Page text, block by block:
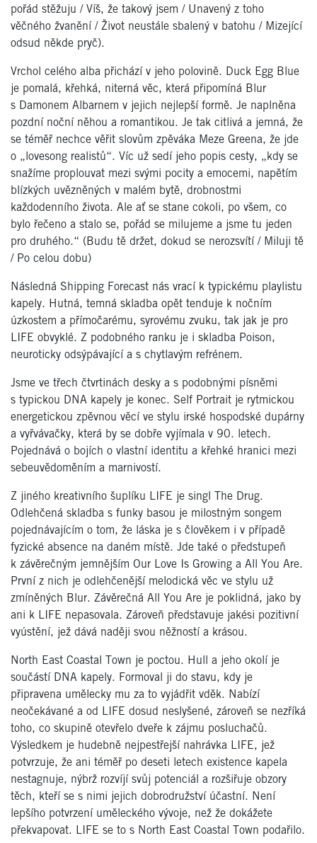
pořád stěžuju / Víš, že takový jsem / Unavený z toho
věčného žvanění / Život neustále sbalený v batohu / Mizející
odsud někde pryč).
Vrchol celého alba přichází v jeho polovině. Duck Egg Blue
je pomalá, křehká, niterná věc, která připomíná Blur
s Damonem Albarnem v jejich nejlepší formě. Je naplněna
pozdní noční něhou a romantikou. Je tak citlivá a jemná, že
se téměř nechce věřit slovům zpěváka Meze Greena, že jde
o „lovesong realistů“. Víc už sedí jeho popis cesty, „kdy se
snažíme proplouvat mezi svými pocity a emocemi, napětím
blízkých uvězněných v malém bytě, drobnostmi
každodenního života. Ale ať se stane cokoli, po všem, co
bylo řečeno a stalo se, pořád se milujeme a jsme tu jeden
pro druhého.“ (Budu tě držet, dokud se nerozsvítí / Miluji tě
/ Po celou dobu)
Následná Shipping Forecast nás vrací k typickému playlistu
kapely. Hutná, temná skladba opět tenduje k nočním
úzkostem a přímočarému, syrovému zvuku, tak jak je pro
LIFE obvyklé. Z podobného ranku je i skladba Poison,
neuroticky odsýpávající a s chytlavým refrénem.
Jsme ve třech čtvrtinách desky a s podobnými písněmi
s typickou DNA kapely je konec. Self Portrait je rytmickou
energetickou zpěvnou věcí ve stylu irské hospodské dupárny
a vyřvávačky, která by se dobře vyjímala v 90. letech.
Pojednává o bojích o vlastní identitu a křehké hranici mezi
sebeuvědoměním a marnivostí.
Z jiného kreativního šuplíku LIFE je singl The Drug.
Odlehčená skladba s funky basou je milostným songem
pojednávajícím o tom, že láska je s člověkem i v případě
fyzické absence na daném místě. Jde také o předstupeň
k závěrečným jemnějším Our Love Is Growing a All You Are.
První z nich je odlehčenější melodická věc ve stylu už
zmíněných Blur. Závěrečná All You Are je poklidná, jako by
ani k LIFE nepasovala. Zároveň představuje jakési pozitivní
vyústění, jež dává naději svou něžností a krásou.
North East Coastal Town je poctou. Hull a jeho okolí je
součástí DNA kapely. Formoval ji do stavu, kdy je
připravena umělecky mu za to vyjádřit vděk. Nabízí
neočekávané a od LIFE dosud neslyšené, zároveň se nezříká
toho, co skupině otevřelo dveře k zájmu posluchačů.
Výsledkem je hudebně nejpestřejší nahrávka LIFE, jež
potvrzuje, že ani téměř po deseti letech existence kapela
nestagnuje, nýbrž rozvíjí svůj potenciál a rozšiřuje obzory
těch, kteří se s nimi jejich dobrodružství účastní. Není
lepšího potvrzení uměleckého vývoje, než že dokážete
překvapovat. LIFE se to s North East Coastal Town podařilo.